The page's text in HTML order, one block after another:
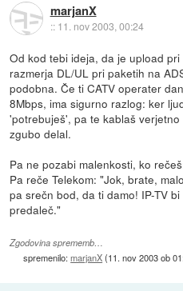
marjanX
:: 11. nov 2003, 00:24
Od kod tebi ideja, da je upload
razmerja DL/UL pri paketih na
podobna. Če ti CATV operater
8Mbps, ima sigurno razlog: ker
'potrebuješ', pa te kablaš
zgubo delal.
Pa ne pozabi malenkosti, ko
Pa reče Telekom: "Jok, brate,
pa srečn bod, da ti damo! IP-TV
predaleč."
Zgodovina sprememb…
spremenilo:marjanX(11. nov 2003 ob